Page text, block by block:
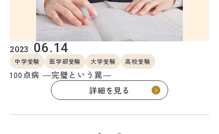
2023 06.14
中学受験 医学部受験 大学受験 高校受験
100点病 ―完璧という罠―
詳細を見る